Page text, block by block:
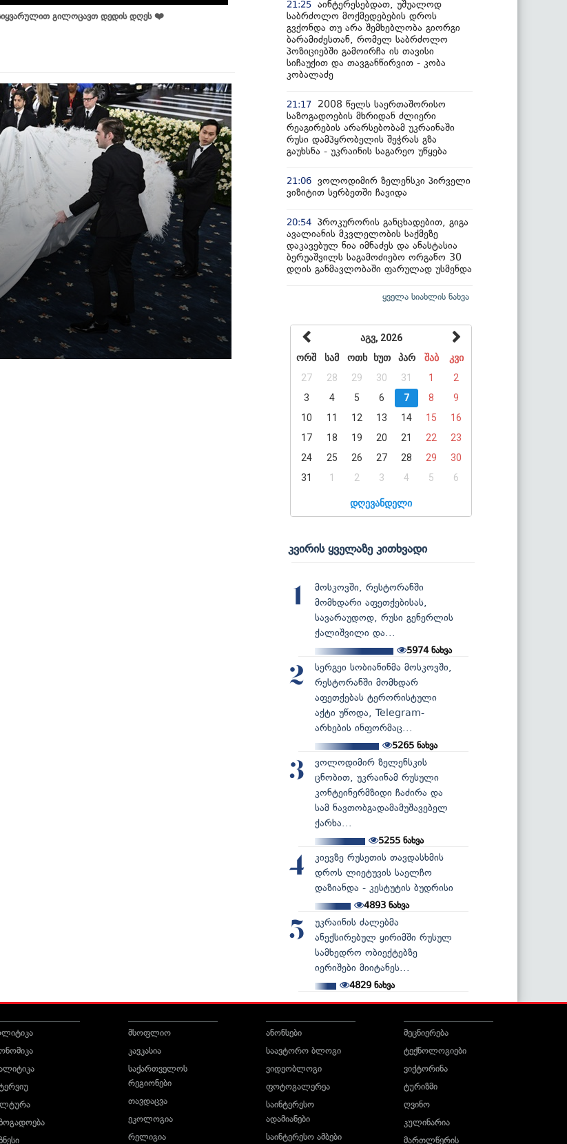
გილოცავთ დედის დღეს ❤️
21:25 აინტერესებდათ, უშუალოდ
საბრძოლო მოქმედებების დროს
გვქონდა თუ არა შემხებლობა გიორგი
ბარამიძესთან, რომელ საბრძოლო
პოზიციებში გამოირჩა ის თავისი
სიჩაუქით და თავგანწირვით - კობა
კობალაძე
21:17
2008 წელს საერთაშორისო
საზოგადოების მხრიდან ძლიერი
რეაგირების არარსებობამ უკრაინაში
რუსი დამპყრობელის შეჭრას გზა
გაუხსნა - უკრაინის საგარეო უწყება
21:06 ვოლოდიმირ ზელენსკი პირველი
ვიზიტით სერბეთში ჩავიდა
20:54 პროკურორის განცხადებით, გიგა
ავალიანის მკვლელობის საქმეზე
დაკავებულ ნია იმნაძეს და ანასტასია
ბერუაშვილს საგამოძიებო ორგანო 30
დღის განმავლობაში ფარულად უსმენდა
ყველა სიახლის ნახვა
აგვ, 2026
ორშ
სამ ოთხ ხუთ პარ შაბ
კვი
27
28 29 30 31 1
2
3
4 5 6 7 8
9
10
11 12 13 14 15
16
17
18 19 20 21 22
23
24
25 26 27 28 29
30
31
1 2 3 4 5 6
დღევანდელი
კვირის ყველაზე კითხვადი
1
მოსკოვში, რესტორანში
მომხდარი აფეთქებისას,
სავარაუდოდ, რუსი გენერლის
ქალიშვილი და...
5974ნახვა
2
სერგეი სობიანინმა მოსკოვში,
რესტორანში მომხდარ
აფეთქებას ტერორისტული
აქტი უწოდა, Telegram-
არხების ინფორმაც...
5265 ნახვა
3
ვოლოდიმირ ზელენსკის
ცნობით, უკრაინამ რუსული
კონტეინერმზიდი ჩაძირა და
სამ ნავთობგადამამუშავებელ
ქარხა...
5255ნახვა
4
კიევზე რუსეთის თავდასხმის
დროს ლიეტუვის საელჩო
დაზიანდა - კესტუტის ბუდრისი
4893ნახვა
5
უკრაინის ძალებმა
ანექსირებულ ყირიმში რუსულ
სამხედრო ობიექტებზე
იერიშები მიიტანეს...
4829 ნახვა
მსოფლიო
კავკასია
საქართველოს
რეგიონები
თავდაცვა
ეკოლოგია
რელიგია
ანონსები
საავტორო ბლოგი
ვიდეობლოგი
ფოტოგალერეა
საინტერესო
ადამიანები
საინტერესო ამბები
მეცნიერება
ტექნოლოგიები
ვიქტორინა
ტურიზმი
ღვინო
კულინარია
მართლწერის